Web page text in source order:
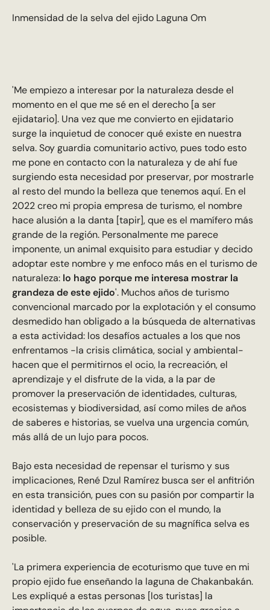
Inmensidad de la selva del ejido Laguna Om
'Me empiezo a interesar por la naturaleza desde el
momento en el que me sé en el derecho [a ser
ejidatario]. Una vez que me convierto en ejidatario
surge la inquietud de conocer qué existe en nuestra
selva. Soy guardia comunitario activo, pues todo esto
me pone en contacto con la naturaleza y de ahí fue
surgiendo esta necesidad por preservar, por mostrarle
al resto del mundo la belleza que tenemos aquí. En el
2022 creo mi propia empresa de turismo, el nombre
hace alusión a la danta [tapir], que es el mamífero más
grande de la región. Personalmente me parece
imponente, un animal exquisito para estudiar y decido
adoptar este nombre y me enfoco más en el turismo de
naturaleza: lo hago porque me interesa mostrar la
grandeza de este ejido'. Muchos años de turismo
convencional marcado por la explotación y el consumo
desmedido han obligado a la búsqueda de alternativas
a esta actividad: los desafíos actuales a los que nos
enfrentamos -la crisis climática, social y ambiental-
hacen que el permitirnos el ocio, la recreación, el
aprendizaje y el disfrute de la vida, a la par de
promover la preservación de identidades, culturas,
ecosistemas y biodiversidad, así como miles de años
de saberes e historias, se vuelva una urgencia común,
más allá de un lujo para pocos.
Bajo esta necesidad de repensar el turismo y sus
implicaciones, René Dzul Ramírez busca ser el anfitrión
en esta transición, pues con su pasión por compartir la
identidad y belleza de su ejido con el mundo, la
conservación y preservación de su magnífica selva es
posible.
'La primera experiencia de ecoturismo que tuve en mi
propio ejido fue enseñando la laguna de Chakanbakán.
Les expliqué a estas personas [los turistas] la